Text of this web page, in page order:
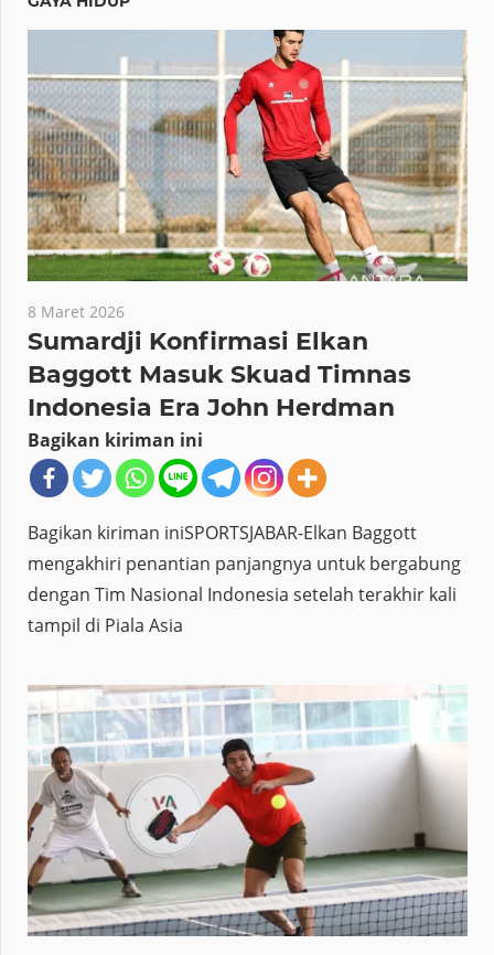
8 Maret 2026
Sumardji Konfirmasi Elkan
Baggott Masuk Skuad Timnas
Indonesia Era John Herdman
Bagikan kiriman ini
Bagikan kiriman iniSPORTSJABAR-Elkan Baggott
mengakhiri penantian panjangnya untuk bergabung
dengan Tim Nasional Indonesia setelah terakhir kali
tampil di Piala Asia